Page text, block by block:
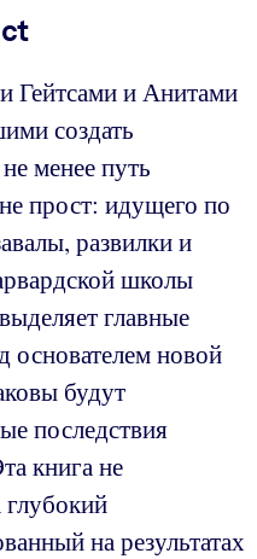
Гейтсами и Анитами
создать
менее путь
прост: идущего по
развилки и
школы
главные
новой
будут
последствия
книга не
глубокий
на результатах